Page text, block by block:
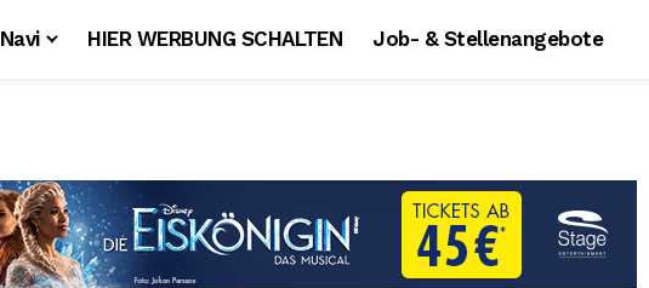
Navi HIER WERBUNG SCHALTEN Job- & Stellenangebote